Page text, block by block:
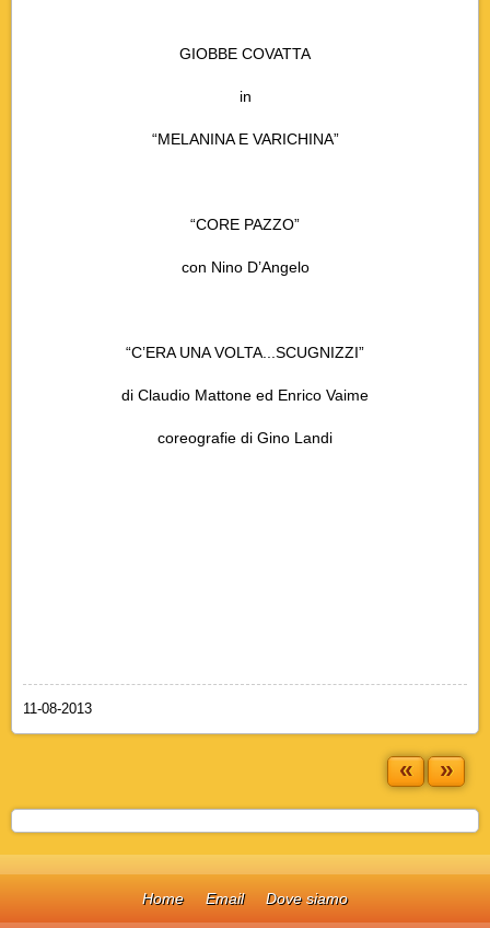
GIOBBE COVATTA
in
“MELANINA E VARICHINA”
“CORE PAZZO”
con Nino D’Angelo
“C’ERA UNA VOLTA...SCUGNIZZI”
di Claudio Mattone ed Enrico Vaime
coreografie di Gino Landi
11-08-2013
« »
Home Email Dove siamo